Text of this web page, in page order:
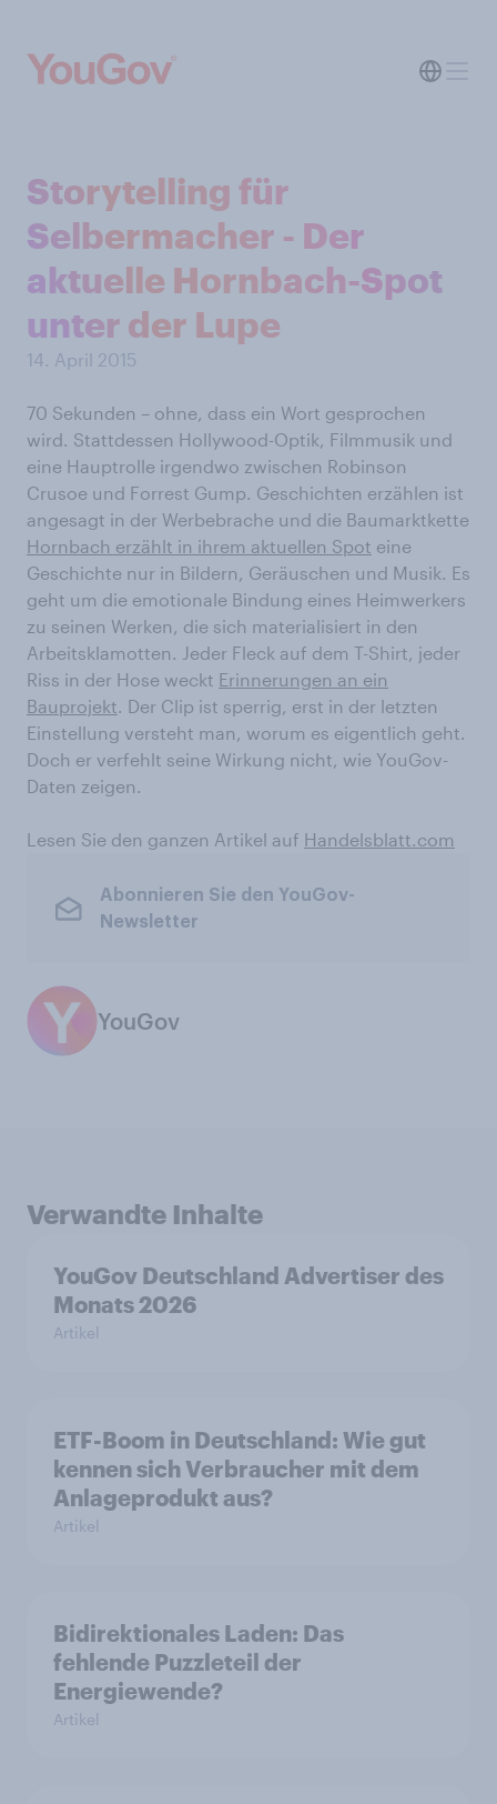
Storytelling für
Selbermacher - Der
aktuelle Hornbach-Spot
unter der Lupe
14. April 2015
70 Sekunden – ohne, dass ein Wort gesprochen
wird. Stattdessen Hollywood-Optik, Filmmusik und
eine Hauptrolle irgendwo zwischen Robinson
Crusoe und Forrest Gump. Geschichten erzählen ist
angesagt in der Werbebrache und die Baumarktkette
Hornbach erzählt in ihrem aktuellen Spot eine
Geschichte nur in Bildern, Geräuschen und Musik. Es
geht um die emotionale Bindung eines Heimwerkers
zu seinen Werken, die sich materialisiert in den
Arbeitsklamotten. Jeder Fleck auf dem T-Shirt, jeder
Riss in der Hose weckt Erinnerungen an ein
Bauprojekt. Der Clip ist sperrig, erst in der letzten
Einstellung versteht man, worum es eigentlich geht.
Doch er verfehlt seine Wirkung nicht, wie YouGov-
Daten zeigen.
Lesen Sie den ganzen Artikel auf Handelsblatt.com
Abonnieren Sie den YouGov-
Newsletter
YouGov
Verwandte Inhalte
YouGov Deutschland Advertiser des
Monats 2026
Artikel
ETF-Boom in Deutschland: Wie gut
kennen sich Verbraucher mit dem
Anlageprodukt aus?
Artikel
Bidirektionales Laden: Das
fehlende Puzzleteil der
Energiewende?
Artikel